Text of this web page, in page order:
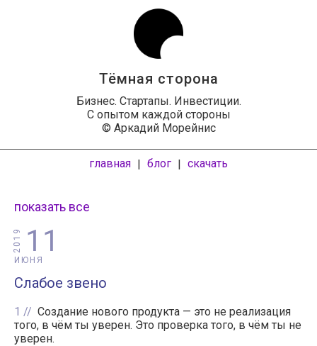
Тёмная сторона
Бизнес. Стартапы. Инвестиции.
С опытом каждой стороны
© Аркадий Морейнис
главная | блог | скачать
показать все
11
ИЮНЯ
2019
Слабое звено
1
Создание нового продукта — это не реализация
того, в чём ты уверен. Это проверка того, в чём ты не
уверен.